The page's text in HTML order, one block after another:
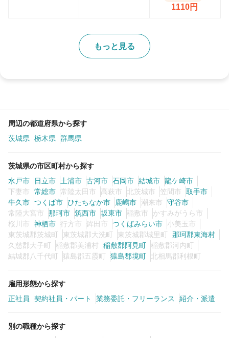
1110円
もっと見る
周辺の都道府県から探す
茨城県
栃木県 群馬県
茨城県の市区町村から探す
水戸市
日立市 土浦市 古河市 石岡市 結城市 龍ケ崎市
下妻市
常総市 常陸太田市 高萩市 北茨城市 笠間市
取手市
牛久市 つくば市 ひたちなか市 鹿嶋市 潮来市
守谷市
常陸大宮市
那珂市 筑西市 坂東市 稲敷市
かすみがうら市
桜川市
神栖市 行方市 鉾田市 つくばみらい市 小美玉市
東茨城郡茨城町
東茨城郡大洗町 東茨城郡城里町
那珂郡東海村
久慈郡大子町
稲敷郡美浦村 稲敷郡阿見町 稲敷郡河内町
結城郡八千代町
猿島郡五霞町 猿島郡境町 北相馬郡利根町
雇用形態から探す
正社員
契約社員・パート 業務委託・フリーランス 紹介・派遣
別の職種から探す